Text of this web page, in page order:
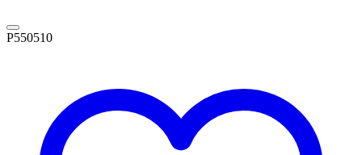
P550510